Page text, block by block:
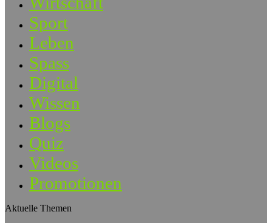
Sport
Leben
Spass
Digital
Wissen
Blogs
Quiz
Videos
Promotionen
Aktuelle Themen